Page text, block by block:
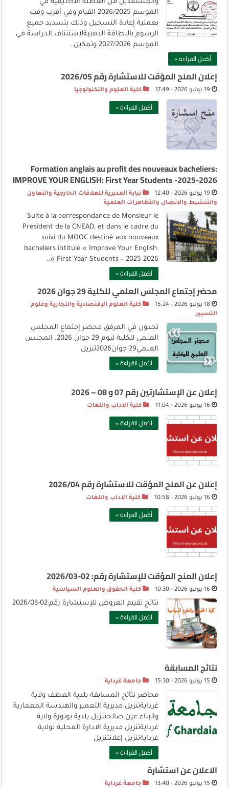
والمستفدين من العطلة الأكاديمية في
الموسم 2026/2025 القيام وفي أقرب وقت
بعملية إعادة التسجيل وذلك بتسديد جميع
الرسوم بالبطاقة الذهبيةلاستئناف الدراسة في
الموسم 2027/2026 وتمكين…
أكمل القراءة »
إعلان المنح المؤقت للاستشارة رقم 2026/05
كلية العلوم والتكنولوجيا
أكمل القراءة »
Formation anglais au profit des nouveaux bacheliers:
IMPROVE YOUR ENGLISH: First Year Students -2025-2026
نيابة المديرية للعلاقات الخارجية والتعاون
والتنشيط والاتصال والتظاهرات العلمية
Suite à la correspondance de Monsieur le
Président de la CNEAD, et dans le cadre du
suivi du MOOC destiné aux nouveaux
bacheliers intitulé « Improve Your English:
First Year Students – 2025-2026 »…
أكمل القراءة »
محضر إجتماع المجلس العلمي للكلية 29 جوان 2026
كلية العلوم الإقتصادية والتجارية وعلوم
التسيير
تجدون في المرفق محضر إجتماع المجلس
العلمي للكلية ليوم 29 جوان 2026. المجلس
العلمي29 جوان2026تنزيل
أكمل القراءة »
إعلان عن الإستشارتين رقم 07 و 08 – 2026
كلية الآداب واللغات
أكمل القراءة »
إعلان عن المنح المؤقت للاستشارة رقم 2026/04
كلية الآداب واللغات
أكمل القراءة »
إعلان المنح المؤقت للإستشارة رقم: 02-2026/03
كلية الحقوق والعلوم السياسية
نتائج تقييم العروض للإستشارة رقم:02-2026/03
أكمل القراءة »
نتائج المسابقة
جامعة غرداية
محاضر نتائج المسابقة بلدية العطف ولاية
غردايةتنزيل مديرية التعمير والهندسة المعمارية
والبناء عين صالحتنزيل بلدية بونورة ولاية
غردايةتنزيل مديرية الادارة المحلية لولاية
غردايةتنزيل إعلانتنزيل
أكمل القراءة »
الاعلان عن استشارة
جامعة غرداية